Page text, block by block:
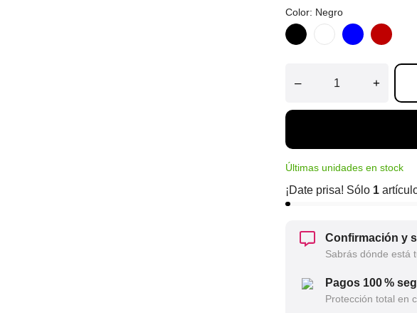
Color: Negro
Negro BlancoAzul
Product
– +
Últimas unidades en stock
¡Date prisa! Sólo 1
Confirmación y
Sabrás dónde está
Pagos 100 %
Protección total en